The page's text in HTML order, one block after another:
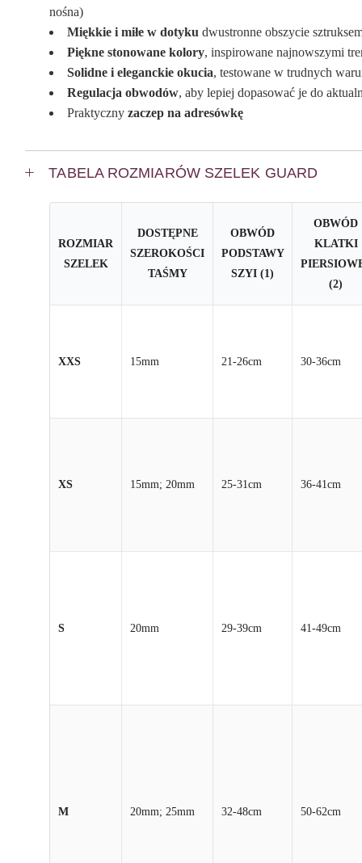
nośna)
Miękkie i miłe w dotyku dwustronne obszycie
Piękne stonowane kolory, inspirowane najnowszymi
Solidne i eleganckie okucia, testowane w trudnych
Regulacja obwodów, aby lepiej dopasować je do
Praktyczny zaczep na adresówkę
TABELA ROZMIARÓW SZELEK GUARD
ROZMIAR
SZELEK
DOSTĘPNE
SZEROKOŚCI
TAŚMY
OBWÓD
PODSTAWY
SZYI (1)
OBWÓD
KLATKI
(2)
XXS 15mm 21-26cm 30-36cm
XS 15mm; 20mm 25-31cm 36-41cm
S 20mm 29-39cm 41-49cm
M 20mm; 25mm 32-48cm 50-62cm